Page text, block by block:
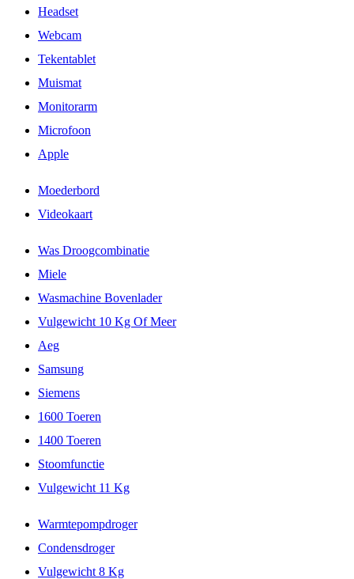
Headset
Webcam
Tekentablet
Muismat
Monitorarm
Microfoon
Apple
Moederbord
Videokaart
Was Droogcombinatie
Miele
Wasmachine Bovenlader
Vulgewicht 10 Kg Of Meer
Aeg
Samsung
Siemens
1600 Toeren
1400 Toeren
Stoomfunctie
Vulgewicht 11 Kg
Warmtepompdroger
Condensdroger
Vulgewicht 8 Kg